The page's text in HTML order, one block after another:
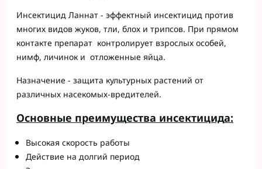
Инсектицид Ланнат - эффектный инсектицид против
многих видов жуков, тли, блох и трипсов. При прямом
контакте препарат контролирует взрослых особей,
нимф, личинок и отложенные яйца.
Назначение - защита культурных растений от
различных насекомых-вредителей.
Основныe преимущeствa инсeктицидa:
Высокая скорость работы
Действие на долгий период